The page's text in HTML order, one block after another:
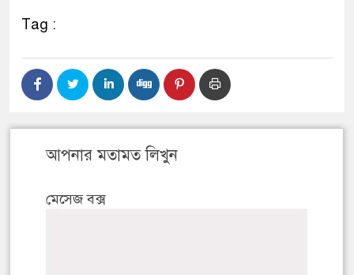
Tag :
আপনার মতামত লিখুন
মেসেজ বক্স